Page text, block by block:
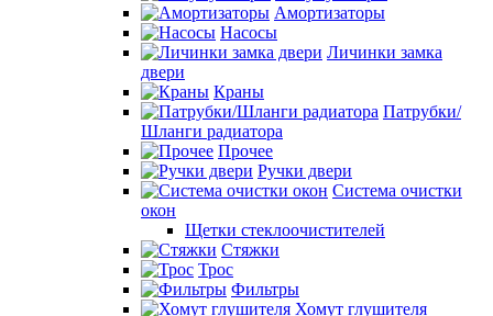
Амортизаторы
Насосы
Личинки замка
двери
Краны
Патрубки/
Шланги радиатора
Прочее
Ручки двери
Система очистки
окон
Щетки стеклоочистителей
Стяжки
Трос
Фильтры
Хомут глушителя